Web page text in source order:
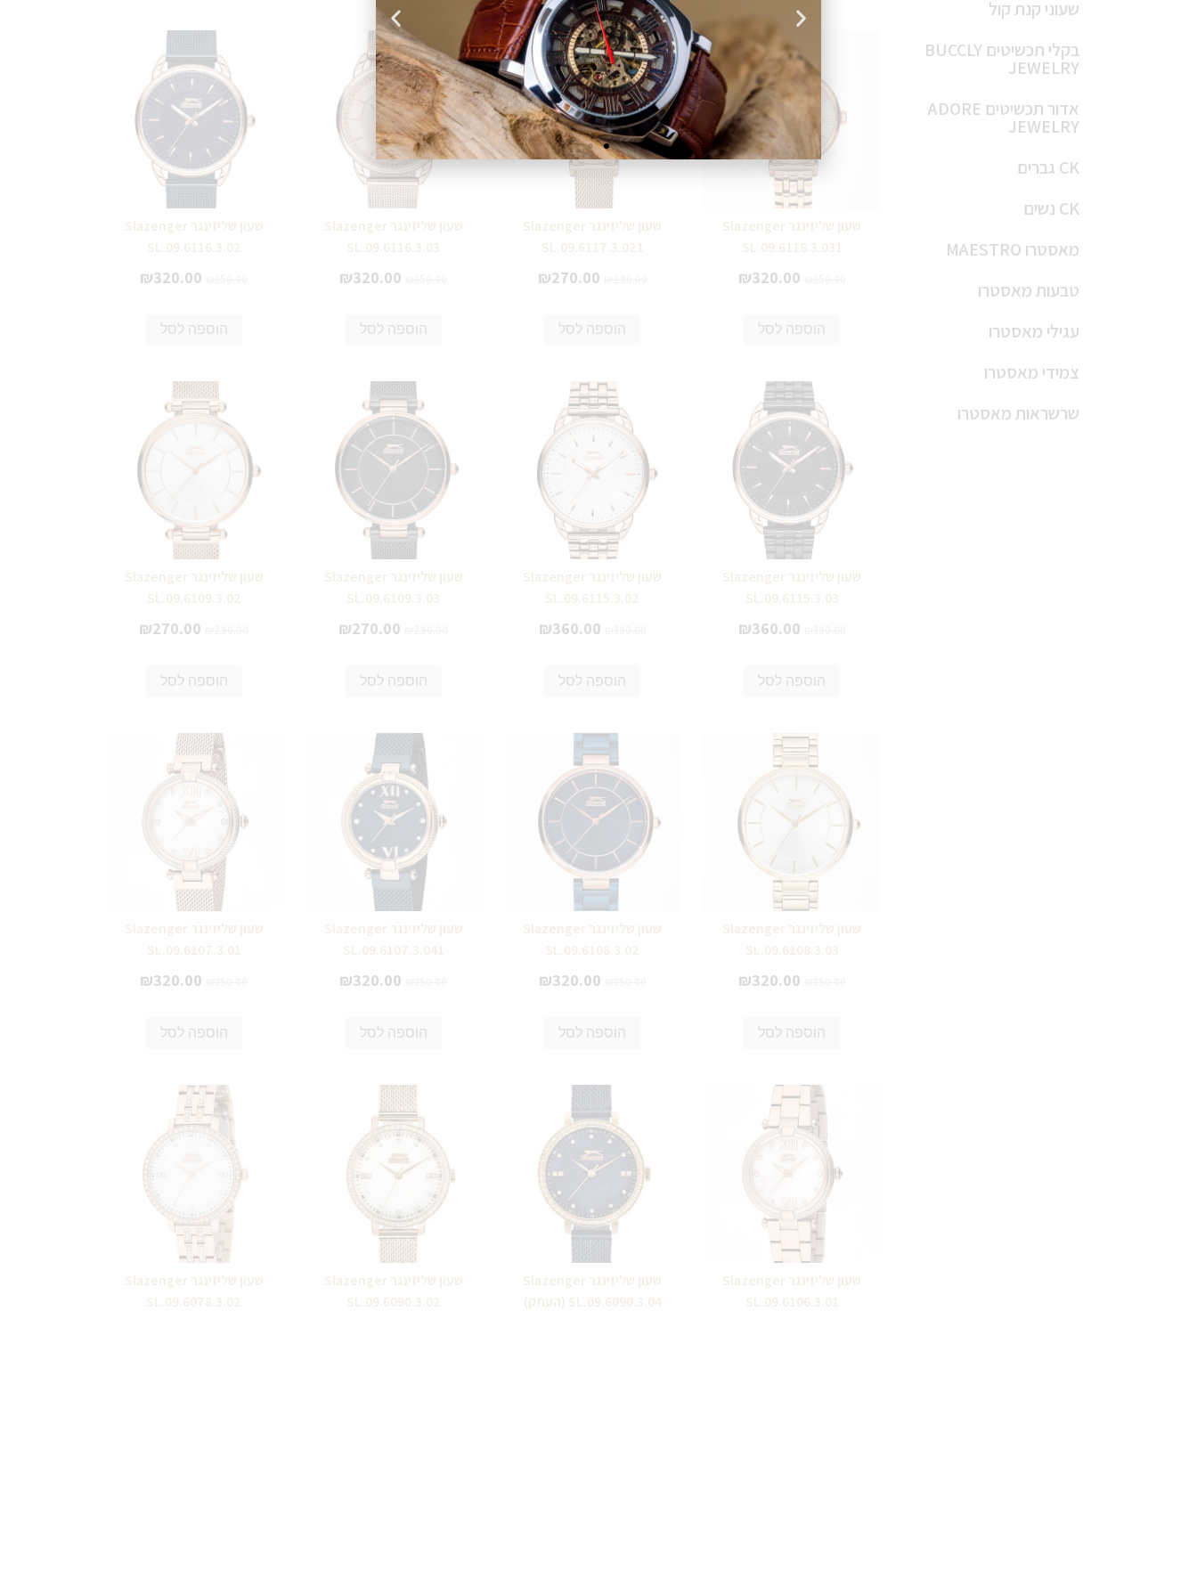
שעוני קנת קול
בקלי תכשיטים BUCCLY
JEWELRY
אדור תכשיטים ADORE
JEWELRY
CK גברים
CK נשים
מאסטרו MAESTRO
טבעות מאסטרו
עגילי מאסטרו
צמידי מאסטרו
שרשראות מאסטרו
שעון שליזינגר Slazenger
SL.09.6118.3.031
₪320.00
הוספה לסל
שעון שליזינגר Slazenger
SL.09.6117.3.021
₪270.00
הוספה לסל
שעון שליזינגר Slazenger
SL.09.6116.3.03
₪320.00
הוספה לסל
שעון שליזינגר Slazenger
SL.09.6116.3.02
₪320.00
הוספה לסל
שעון שליזינגר Slazenger
SL.09.6115.3.03
₪360.00
הוספה לסל
שעון שליזינגר Slazenger
SL.09.6115.3.02
₪360.00
הוספה לסל
שעון שליזינגר Slazenger
SL.09.6109.3.03
₪270.00
הוספה לסל
שעון שליזינגר Slazenger
SL.09.6109.3.02
₪270.00
הוספה לסל
שעון שליזינגר Slazenger
SL.09.6108.3.03
₪320.00
הוספה לסל
שעון שליזינגר Slazenger
SL.09.6108.3.02
₪320.00
הוספה לסל
שעון שליזינגר Slazenger
SL.09.6107.3.041
₪320.00
הוספה לסל
שעון שליזינגר Slazenger
SL.09.6107.3.01
₪320.00
הוספה לסל
שעון שליזינגר Slazenger
SL.09.6106.3.01
שעון שליזינגר Slazenger
SL.09.6090.3.04 (העתק)
שעון שליזינגר Slazenger
SL.09.6090.3.02
שעון שליזינגר Slazenger
SL.09.6078.3.02